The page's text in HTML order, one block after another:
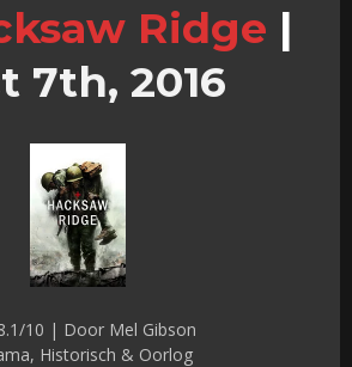
Ridge |
7th, 2016
10 | Door Mel Gibson
Historisch & Oorlog